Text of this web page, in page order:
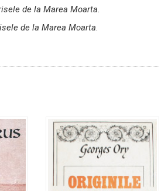
de la Marea Moarta.
de la Marea Moarta.